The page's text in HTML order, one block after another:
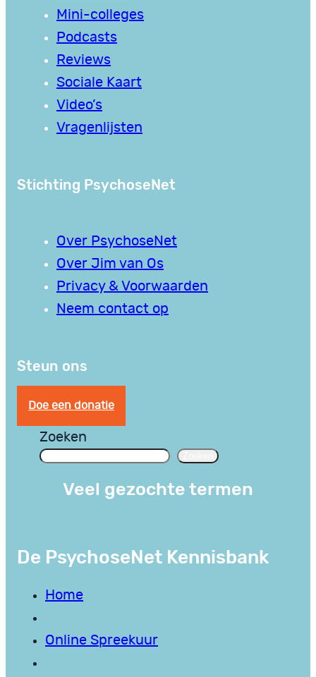
Mini-colleges
Podcasts
Reviews
Sociale Kaart
Video’s
Vragenlijsten
Stichting PsychoseNet
Over PsychoseNet
Over Jim van Os
Privacy & Voorwaarden
Neem contact op
Steun ons
Doe een donatie
Zoeken
Veel gezochte termen
De PsychoseNet Kennisbank
Home
Online Spreekuur